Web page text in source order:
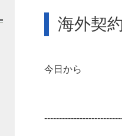
海外契
今日から